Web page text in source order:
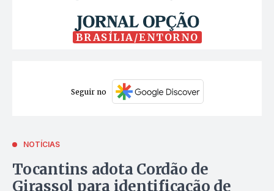
BRASÍLIA/ENTORNO
Seguir no
NOTÍCIAS
Tocantins adota Cordão de
Girassol para identificação de